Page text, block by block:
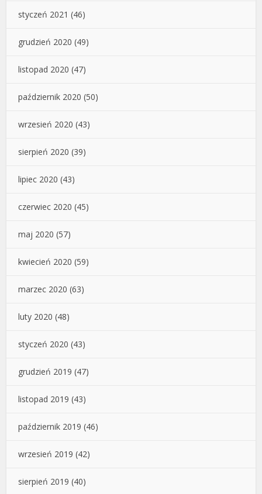
styczeń 2021 (46)
grudzień 2020 (49)
listopad 2020 (47)
październik 2020 (50)
wrzesień 2020 (43)
sierpień 2020 (39)
lipiec 2020 (43)
czerwiec 2020 (45)
maj 2020 (57)
kwiecień 2020 (59)
marzec 2020 (63)
luty 2020 (48)
styczeń 2020 (43)
grudzień 2019 (47)
listopad 2019 (43)
październik 2019 (46)
wrzesień 2019 (42)
sierpień 2019 (40)